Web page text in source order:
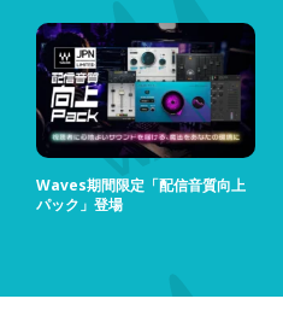
Waves期間限定「配信音質向上
パック」登場